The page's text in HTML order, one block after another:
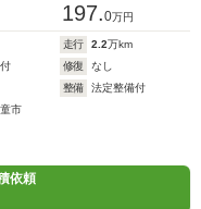
197.0万円
走行 2.2万km
修復
なし
整備
法定整備付
市
依頼